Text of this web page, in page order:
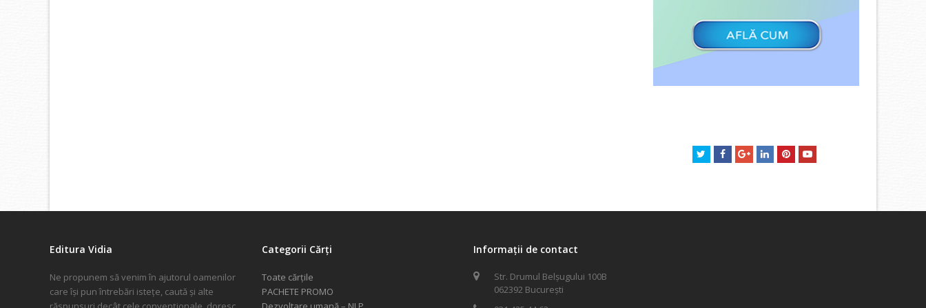
TwitterFacebookGooglePlus
LinkedInPinterestYoutube
Editura Vidia
Ne propunem să venim în ajutorul oamenilor
care își pun întrebări istețe, caută și alte
Categorii Cărți
Toate cărțile
PACHETE PROMO
Informații de contact
Str. Drumul Belșugului 100B
062392 București